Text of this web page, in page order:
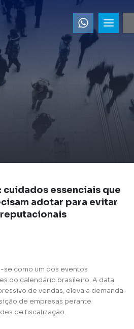
cuidados essenciais que
adotar para evitar
se como um dos eventos
do calendário brasileiro. A data
de vendas, eleva a demanda
de empresas perante
de fiscalização.